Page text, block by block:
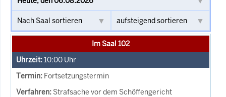
Im Saal 102
10:00 Uhr
Fortsetzungstermin
Strafsache vor dem Schöffengericht